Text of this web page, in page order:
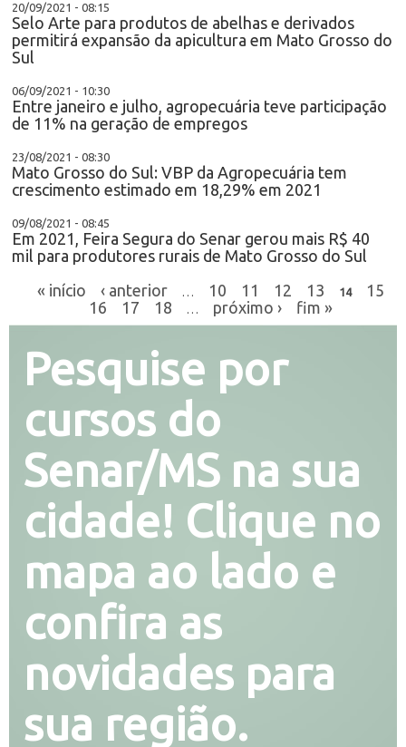
20/09/2021 - 08:15
Selo Arte para produtos de abelhas e derivados
permitirá expansão da apicultura em Mato Grosso do
Sul
06/09/2021 - 10:30
Entre janeiro e julho, agropecuária teve participação
de 11% na geração de empregos
23/08/2021 - 08:30
Mato Grosso do Sul: VBP da Agropecuária tem
crescimento estimado em 18,29% em 2021
09/08/2021 - 08:45
Em 2021, Feira Segura do Senar gerou mais R$ 40
mil para produtores rurais de Mato Grosso do Sul
« início
‹ anterior 10 11 12 13 14
15
16
17 18 próximo › fim »
Pesquise por
cursos do
Senar/MS na sua
cidade! Clique no
mapa ao lado e
confira as
novidades para
sua região.